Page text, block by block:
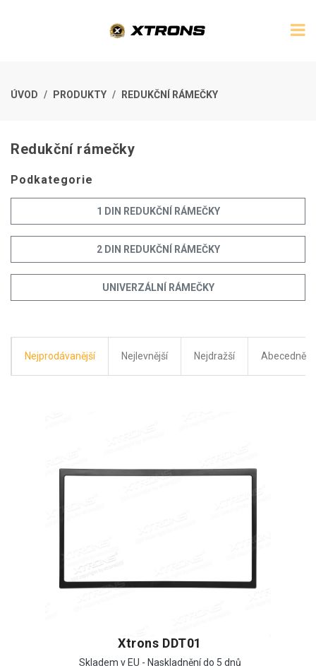
ÚVOD PRODUKTY REDUKČNÍ RÁMEČKY
Redukční rámečky
Podkategorie
1 DIN REDUKČNÍ RÁMEČKY
2 DIN REDUKČNÍ RÁMEČKY
UNIVERZÁLNÍ RÁMEČKY
Nejprodávanější Nejlevnější Nejdražší Abecedně
Xtrons DDT01
Skladem v EU - Naskladnění do 5 dnů